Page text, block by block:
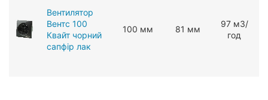
Вентилятор
Вентс 100
Квайт чорний
сапфір лак
100 мм 81 мм
97 мЗ/
год